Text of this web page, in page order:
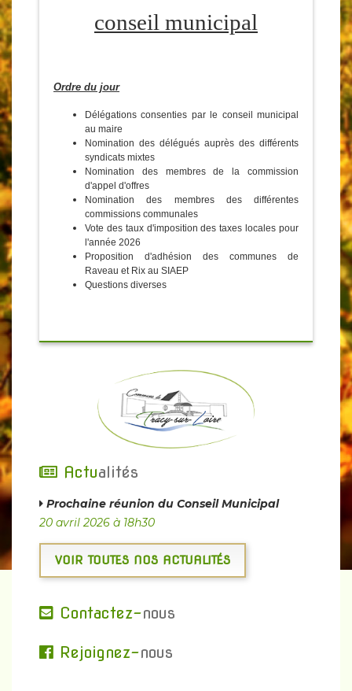
conseil municipal
Ordre du jour
Délégations consenties par le conseil municipal
au maire
Nomination des délégués auprès des différents
syndicats mixtes
Nomination des membres de la commission
d'appel d'offres
Nomination des membres des différentes
commissions communales
Vote des taux d'imposition des taxes locales pour
l'année 2026
Proposition d'adhésion des communes de
Raveau et Rix au SIAEP
Questions diverses
Actualités
Prochaine réunion du Conseil Municipal
20 avril 2026 à 18h30
VOIR TOUTES NOS ACTUALITÉS
Contactez-nous
Rejoignez-nous